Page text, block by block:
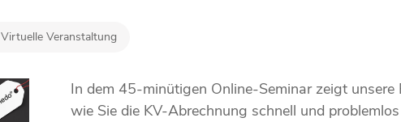
Virtuelle Veranstaltung
In dem 45-minütigen Online-Seminar zeigt unsere
wie Sie die KV-Abrechnung schnell und